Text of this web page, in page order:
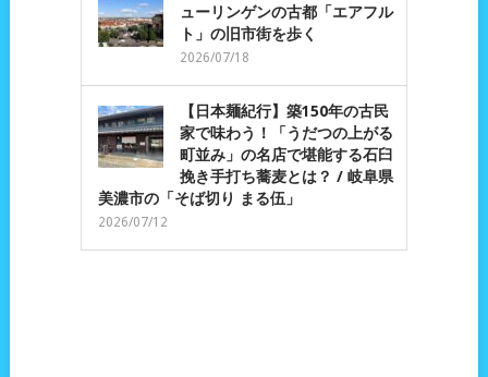
ューリンゲンの古都「エアフル
ト」の旧市街を歩く
2026/07/18
【日本麺紀行】築150年の古民
家で味わう！「うだつの上がる
町並み」の名店で堪能する石臼
挽き手打ち蕎麦とは？ / 岐阜県
美濃市の「そば切り まる伍」
2026/07/12